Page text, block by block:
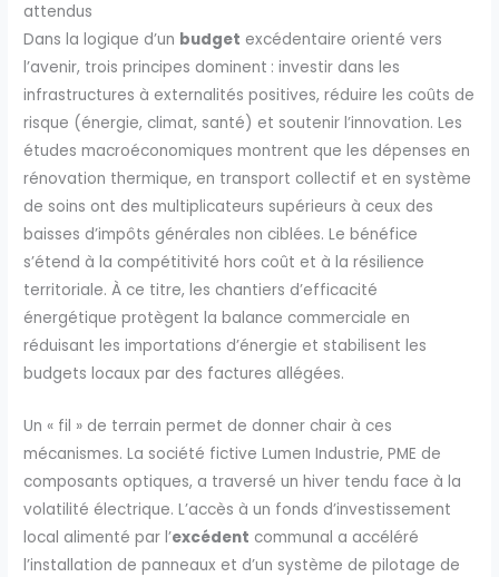
attendus
Dans la logique d’un budget excédentaire orienté vers
l’avenir, trois principes dominent : investir dans les
infrastructures à externalités positives, réduire les coûts de
risque (énergie, climat, santé) et soutenir l’innovation. Les
études macroéconomiques montrent que les dépenses en
rénovation thermique, en transport collectif et en système
de soins ont des multiplicateurs supérieurs à ceux des
baisses d’impôts générales non ciblées. Le bénéfice
s’étend à la compétitivité hors coût et à la résilience
territoriale. À ce titre, les chantiers d’efficacité
énergétique protègent la balance commerciale en
réduisant les importations d’énergie et stabilisent les
budgets locaux par des factures allégées.
Un « fil » de terrain permet de donner chair à ces
mécanismes. La société fictive Lumen Industrie, PME de
composants optiques, a traversé un hiver tendu face à la
volatilité électrique. L’accès à un fonds d’investissement
local alimenté par l’excédent communal a accéléré
l’installation de panneaux et d’un système de pilotage de